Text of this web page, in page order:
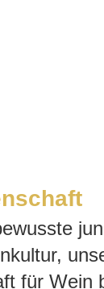
für Wein